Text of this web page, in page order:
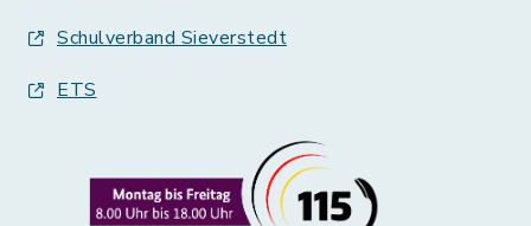
Schulverband Sieverstedt
ETS